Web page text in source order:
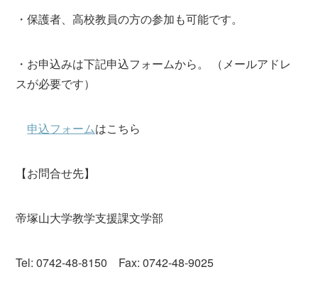
・保護者、高校教員の方の参加も可能です。
・お申込みは下記申込フォームから。 （メールアドレ
スが必要です）
申込フォームはこちら
【お問合せ先】
帝塚山大学教学支援課文学部
Tel: 0742-48-8150 Fax: 0742-48-9025